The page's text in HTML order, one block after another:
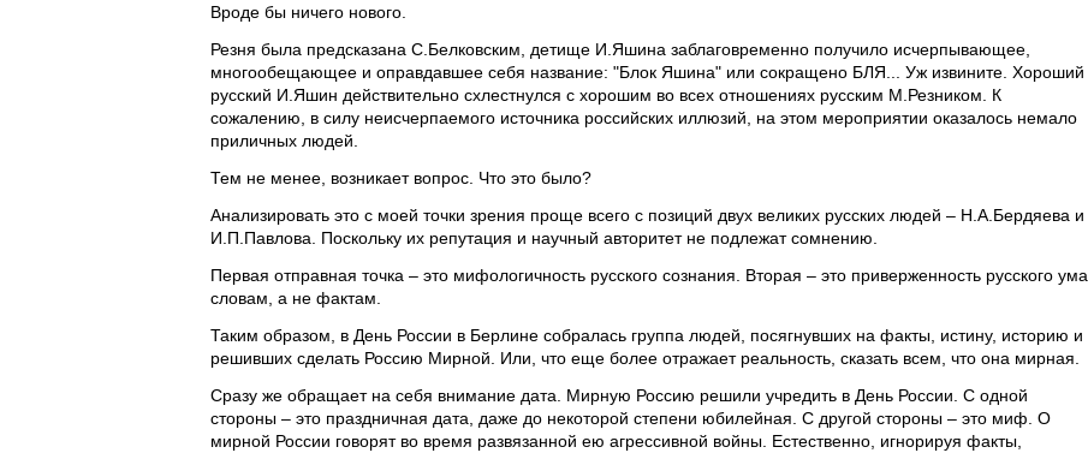
Вроде бы ничего нового.
Резня была предсказана С.Белковским, детище И.Яшина заблаговременно получило исчерпывающее,
многообещающее и оправдавшее себя название: "Блок Яшина" или сокращено БЛЯ... Уж извините. Хороший
русский И.Яшин действительно схлестнулся с хорошим во всех отношениях русским М.Резником. К
сожалению, в силу неисчерпаемого источника российских иллюзий, на этом мероприятии оказалось немало
приличных людей.
Тем не менее, возникает вопрос. Что это было?
Анализировать это с моей точки зрения проще всего с позиций двух великих русских людей – Н.А.Бердяева и
И.П.Павлова. Поскольку их репутация и научный авторитет не подлежат сомнению.
Первая отправная точка – это мифологичность русского сознания. Вторая – это приверженность русского ума
словам, а не фактам.
Таким образом, в День России в Берлине собралась группа людей, посягнувших на факты, истину, историю и
решивших сделать Россию Мирной. Или, что еще более отражает реальность, сказать всем, что она мирная.
Сразу же обращает на себя внимание дата. Мирную Россию решили учредить в День России. С одной
стороны – это праздничная дата, даже до некоторой степени юбилейная. С другой стороны – это миф. О
мирной России говорят во время развязанной ею агрессивной войны. Естественно, игнорируя факты,